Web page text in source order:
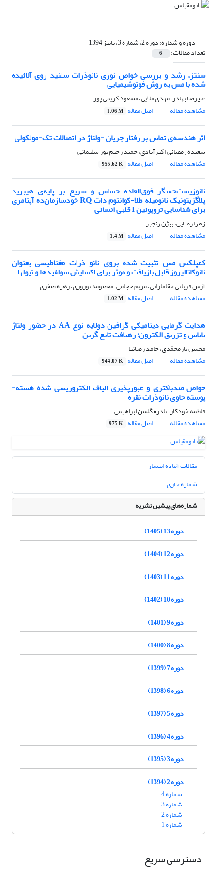
دوره و شماره:دوره 2، شماره 3، پاییز 1394
تعداد مقالات: 6
سنتز، رشد و بررسی خواص نوری نانوذرات سلنید روی آلائیده
شده با مس به روش فوتوشیمیایی
علیرضا بهادر، مهدی ملایی، مسعود کریمی پور
مشاهده مقاله
اصل مقاله 1.06 M
اثر هندسه‌ی تماس بر رفتار جریان -ولتاژ در اتصالات تک-مولکولی
سعیده رمضانی ا کبرآبادی، حمید رحیم پور سلیمانی
مشاهده مقاله
اصل مقاله 955.62 K
نانوزیست‌حسگر فوق‌العاده حساس و سریع بر پایه‌ی هیبرید
پلاگزیتونیک نانومیله طلا-کوانتوم دات RQ خودسازمان‌ده آپتامری
برای شناسایی تروپونین I قلبی انسانی
زهرا رضایی، بیژن رنجبر
مشاهده مقاله
اصل مقاله 1.4 M
کمپلکس مس تثبیت شده بروی نانو ذرات مغناطیسی بعنوان
نانوکاتالیروز قابل بازیافت و موثر برای اکسایش سولفیدها و تیولها
آرش قربانی چقامارانی، مریم حجامی، معصومه نوروزی، زهره صفری
مشاهده مقاله
اصل مقاله 1.02 M
هدایت گرمایی دینامیکی گرافین دولایه نوع AA در حضور ولتاژ
بایاس و تزریق الکترون: رهیافت تابع گرین
محسن یارمحمّدی، حامد رضانیا
مشاهده مقاله
اصل مقاله 944.07 K
خواص ضدباکتری و عبورپذیری الیاف الکتروریسی شده هسته-
پوسته حاوی نانوذرات نقره
فاطمه خودکار، نادره گلشن ابراهیمی
مشاهده مقاله
اصل مقاله 975 K
مقالات آماده انتشار
شماره جاری
شماره‌های پیشین نشریه
دوره 13 (1405)
دوره 12 (1404)
دوره 11 (1403)
دوره 10 (1402)
دوره 9 (1401)
دوره 8 (1400)
دوره 7 (1399)
دوره 6 (1398)
دوره 5 (1397)
دوره 4 (1396)
دوره 3 (1395)
دوره 2 (1394)
شماره 4
شماره 3
شماره 2
شماره 1
دسترسی سریع